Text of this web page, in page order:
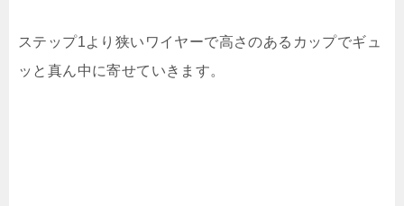
ステップ1より狭いワイヤーで高さのあるカップでギュ
ッと真ん中に寄せていきます。